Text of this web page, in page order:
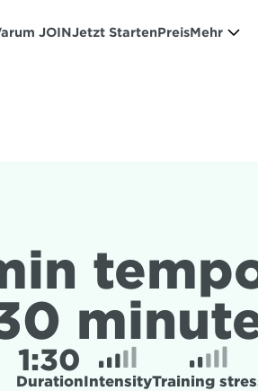
JOINJetzt StartenPreisMehr
1:30
DurationIntensityTraining